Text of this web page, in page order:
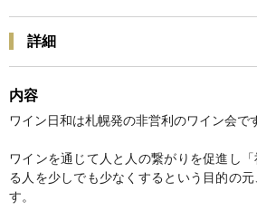
詳細
内容
ワイン日和は札幌発の非営利のワイン会で
ワインを通じて人と人の繋がりを促進し
る人を少しでも少なくするという目的の
す。